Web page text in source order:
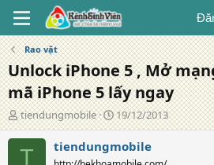
Rao vặt
Unlock iPhone 5 , Mở
mã iPhone 5 lấy ngay
T
á
c
tiendungmobile
N
g
à
19/12/2013
T tiendungmobile